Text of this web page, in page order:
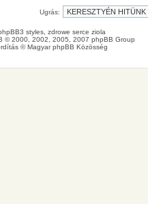
Ugrás:
styles , zdrowe serce ziola
© 2000, 2002, 2005, 2007 phpBB Group
©Magyar phpBB Közösség